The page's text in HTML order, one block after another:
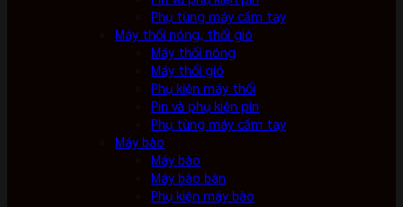
Phụ tùng máy cầm tay
Máy thổi nóng, thổi gió
Máy thổi nóng
Máy thổi gió
Phụ kiện máy thổi
Pin và phụ kiện pin
Phụ tùng máy cầm tay
Máy bào
Máy bào
Máy bào bàn
Phụ kiện máy bào